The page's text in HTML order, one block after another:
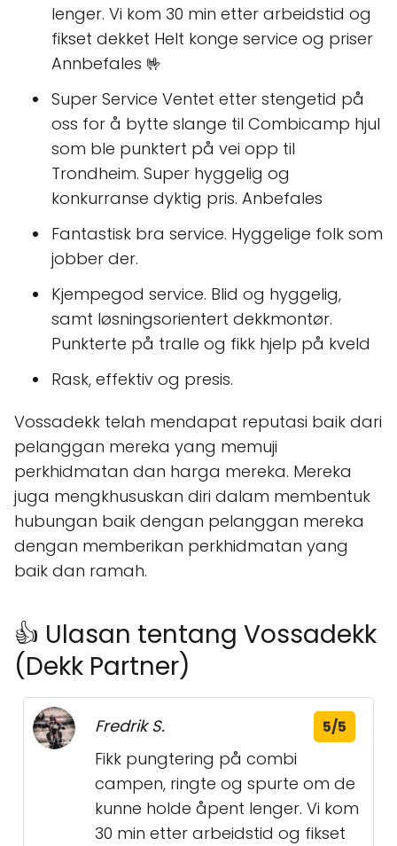
lenger. Vi kom 30 min etter arbeidstid og
fikset dekket Helt konge service og priser
Annbefales 🤟
Super Service Ventet etter stengetid på
oss for å bytte slange til Combicamp hjul
som ble punktert på vei opp til
Trondheim. Super hyggelig og
konkurranse dyktig pris. Anbefales
Fantastisk bra service. Hyggelige folk som
jobber der.
Kjempegod service. Blid og hyggelig,
samt løsningsorientert dekkmontør.
Punkterte på tralle og fikk hjelp på kveld
Rask, effektiv og presis.
Vossadekk telah mendapat reputasi baik dari
pelanggan mereka yang memuji
perkhidmatan dan harga mereka. Mereka
juga mengkhususkan diri dalam membentuk
hubungan baik dengan pelanggan mereka
dengan memberikan perkhidmatan yang
baik dan ramah.
👍 Ulasan tentang Vossadekk
(Dekk Partner)
Fredrik S. 5/5
Fikk pungtering på combi
campen, ringte og spurte om de
kunne holde åpent lenger. Vi kom
30 min etter arbeidstid og fikset